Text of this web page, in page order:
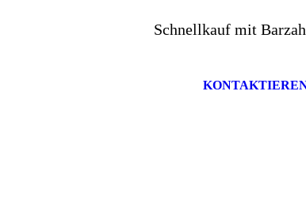
Schnellkauf mit